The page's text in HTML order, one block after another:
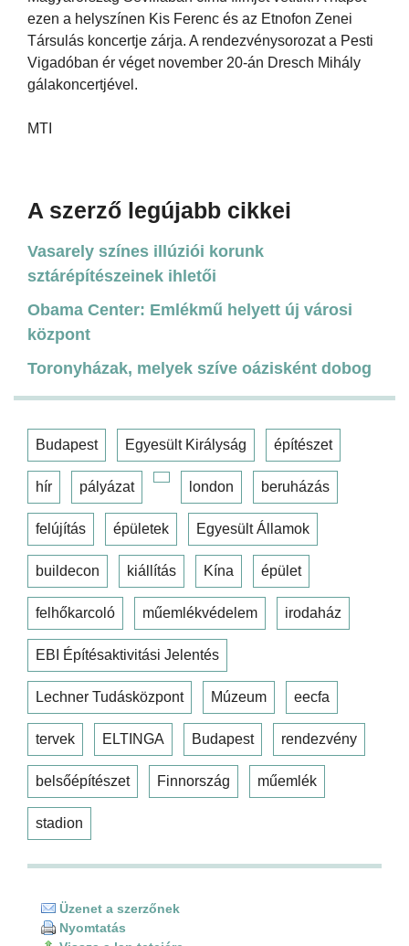
ezen a helyszínen Kis Ferenc és az Etnofon Zenei
Társulás koncertje zárja. A rendezvénysorozat a Pesti
Vigadóban ér véget november 20-án Dresch Mihály
gálakoncertjével.
MTI
A szerző legújabb cikkei
Vasarely színes illúziói korunk
sztárépítészeinek ihletői
Obama Center: Emlékmű helyett új városi
központ
Toronyházak, melyek szíve oázisként dobog
Budapest Egyesült Királyság építészet
hír pályázat london beruházás
felújítás épületek Egyesült Államok
buildecon kiállítás Kína épület
felhőkarcoló műemlékvédelem irodaház
EBI Építésaktivitási Jelentés
Lechner Tudásközpont Múzeum eecfa
tervek ELTINGA Budapest rendezvény
belsőépítészet Finnország műemlék
stadion
Üzenet a szerzőnek
Nyomtatás